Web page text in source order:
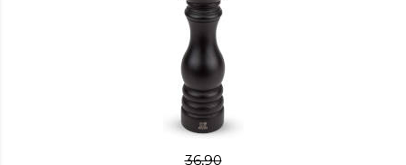
36,90